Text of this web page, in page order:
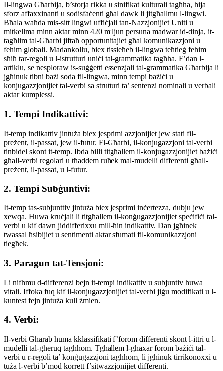
Il-lingwa Għarbija, b’storja rikka u sinifikat kulturali tagħha, hija
sforz affaxxinanti u sodisfaċenti għal dawk li jitgħallmu l-lingwi.
Bħala waħda mis-sitt lingwi uffiċjali tan-Nazzjonijiet Uniti u
mitkellma minn aktar minn 420 miljun persuna madwar id-dinja, it-
tagħlim tal-Għarbi jiftaħ opportunitajiet għal komunikazzjoni u
fehim globali. Madankollu, biex tissieħeb il-lingwa teħtieġ fehim
sħiħ tar-regoli u l-istrutturi uniċi tal-grammatika tagħha. F’dan l-
artiklu, se nesploraw is-suġġetti essenzjali tal-grammatika Għarbija li
jgħinuk tibni bażi soda fil-lingwa, minn tempi bażiċi u
konjugazzjonijiet tal-verbi sa strutturi ta’ sentenzi nominali u verbali
aktar kumplessi.
1. Tempi Indikattivi:
It-temp indikattiv jintuża biex jesprimi azzjonijiet jew stati fil-
preżent, il-passat, jew il-futur. Fl-Għarbi, il-konjugazzjoni tal-verbi
tinbidel skont it-temp. Ibda billi titgħallem il-konjugazzjonijiet bażiċi
għall-verbi regolari u tħaddem ruħek mal-mudelli differenti għall-
preżent, il-passat, u l-futur.
2. Tempi Subġuntivi:
It-temp tas-subjunttiv jintuża biex jesprimi inċertezza, dubju jew
xewqa. Huwa kruċjali li titgħallem il-konġugazzjonijiet speċifiċi tal-
verbi u kif dawn jiddifferixxu mill-ħin indikattiv. Dan jgħinek
twassal ħsibijiet u sentimenti aktar sfumati fil-komunikazzjoni
tiegħek.
3. Paragun tat-Tensjoni:
Li nifhmu d-differenzi bejn it-tempi indikattiv u subjuntiv huwa
vitali. Iffoka fuq kif il-konjugazzjonijiet tal-verbi jiġu modifikati u l-
kuntest fejn jintuża kull żmien.
4. Verbi:
Il-verbi Għarab huma kklassifikati f’forom differenti skont l-ittri u l-
mudelli tal-għeruq tagħhom. Tgħallem l-għaxar forom bażiċi tal-
verbi u r-regoli ta’ konġugazzjoni tagħhom, li jgħinuk tirrikonoxxi u
tuża l-verbi b’mod korrett f’sitwazzjonijiet differenti.